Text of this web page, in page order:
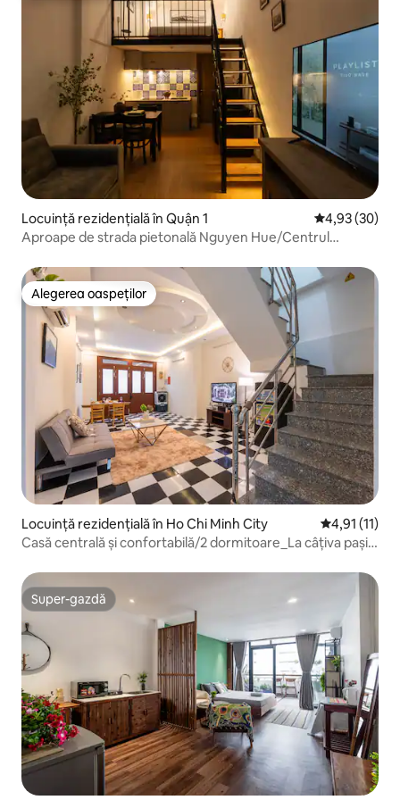
Locuință rezidențială în Quận 1 Scor mediu
4,93 (30)
Aproape de strada pietonală Nguyen Hue/Centrul
Alegerea oaspeților
Alegerea oaspeților
Locuință rezidențială în Ho Chi Minh City Scor mediu
4,91 (11)
Casă centrală și confortabilă/2 dormitoare_La câțiva pași
Super-gazdă
Super-gazdă